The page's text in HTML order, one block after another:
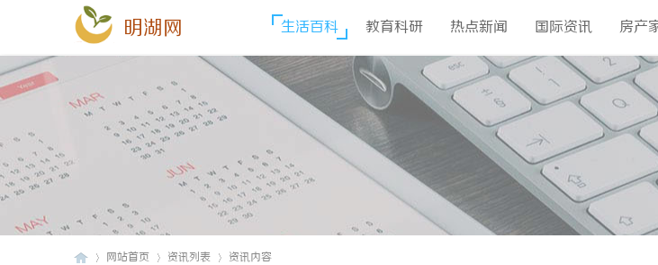
明湖网 生活百科 教育科研 热点新闻 国际资讯 房产
网站首页 资讯列表 资讯内容